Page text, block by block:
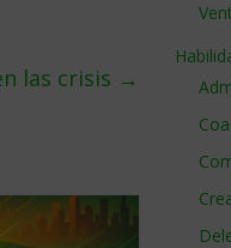
las crisis →